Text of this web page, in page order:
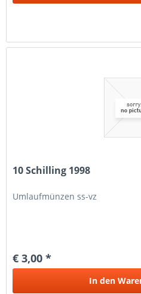
10 Schilling 1998
Umlaufmünzen ss-vz
€ 3,00 *
In den